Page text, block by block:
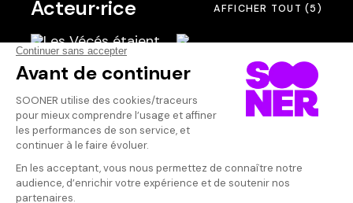
Acteur·rice AFFICHER TOUT (5)
Qui sommes-nous ?
Dispo dans l'abonnement